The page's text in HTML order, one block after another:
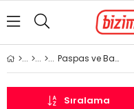
Paspas ve Bagaj Havuzu
Sıralama